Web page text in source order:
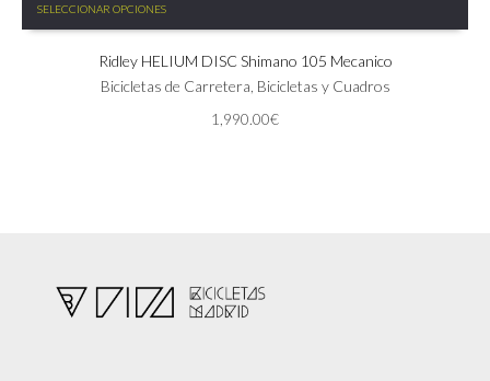
SELECCIONAR OPCIONES
producto
producto
Ridley HELIUM DISC Shimano 105 Mecanico
Bicicletas de Carretera Bicicletas y Cuadros
1,990.00€